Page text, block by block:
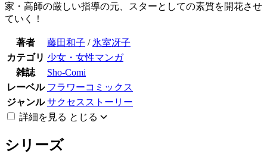
家・高師の厳しい指導の元、スターとしての素質を開花させ
ていく！
著者 藤田和子 / 氷室冴子
カテゴリ 少女・女性マンガ
雑誌
Sho-Comi
レーベル フラワーコミックス
ジャンル サクセスストーリー
詳細を見る とじる
シリーズ